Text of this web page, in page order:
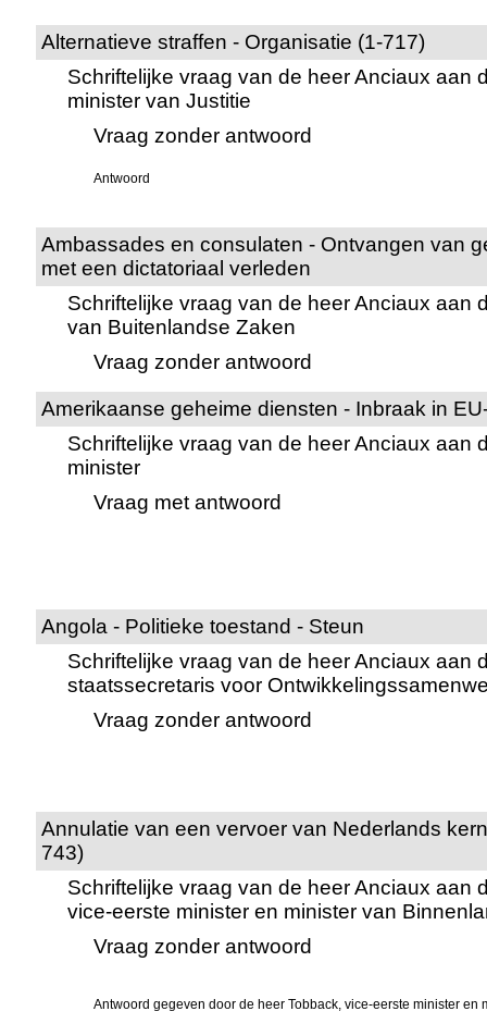
Alternatieve straffen - Organisatie (1-717)
Schriftelijke vraag van de heer Anciaux aan
minister van Justitie
Vraag zonder antwoord
Antwoord
Ambassades en consulaten - Ontvangen van
met een dictatoriaal verleden
Schriftelijke vraag van de heer Anciaux aan
van Buitenlandse Zaken
Vraag zonder antwoord
Amerikaanse geheime diensten - Inbraak in
Schriftelijke vraag van de heer Anciaux aan
minister
Vraag met antwoord
Angola - Politieke toestand - Steun
Schriftelijke vraag van de heer Anciaux aan
staatssecretaris voor
Vraag zonder antwoord
Annulatie van een vervoer van Nederlands
743)
Schriftelijke vraag van de heer Anciaux aan
vice-eerste minister en minister van
Vraag zonder antwoord
Antwoord gegeven door de heer Tobback, vice-eerste minister en